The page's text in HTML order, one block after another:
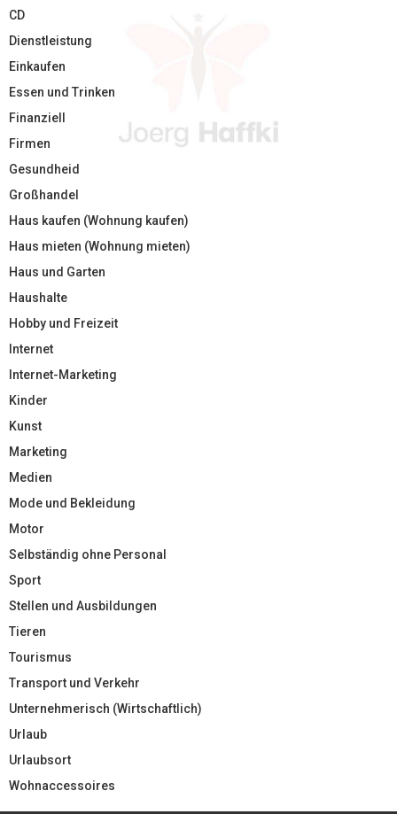
CD
Dienstleistung
Einkaufen
Essen und Trinken
Finanziell
Firmen
Gesundheid
Großhandel
Haus kaufen (Wohnung kaufen)
Haus mieten (Wohnung mieten)
Haus und Garten
Haushalte
Hobby und Freizeit
Internet
Internet-Marketing
Kinder
Kunst
Marketing
Medien
Mode und Bekleidung
Motor
Selbständig ohne Personal
Sport
Stellen und Ausbildungen
Tieren
Tourismus
Transport und Verkehr
Unternehmerisch (Wirtschaftlich)
Urlaub
Urlaubsort
Wohnaccessoires